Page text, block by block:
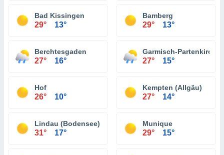
Bad Kissingen
29° 13°
Bamberg
29° 13°
Berchtesgaden
27° 16°
Garmisch-
27° 15°
Hof
26° 10°
Kempten (Allgäu)
27° 14°
Lindau (Bodensee)
31° 17°
Munique
29° 15°